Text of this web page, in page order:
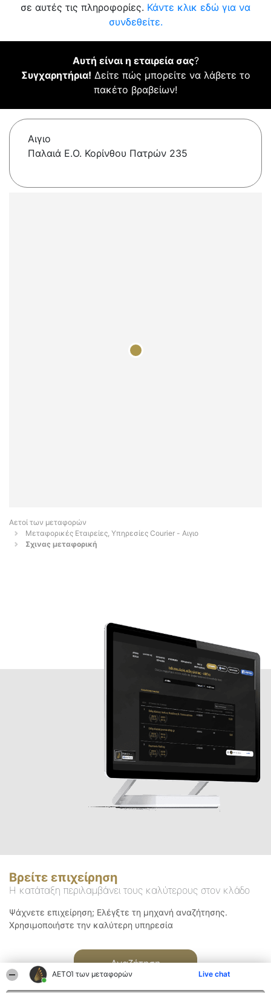
ΑΕΤΟΊ των μεταφορών Live chat
σε αυτές τις πληροφορίες. Κάντε κλικ εδώ για να
συνδεθείτε.
Αυτή είναι η εταιρεία σας?
Συγχαρητήρια! Δείτε πώς μπορείτε να λάβετε το
πακέτο βραβείων!
Αιγιο
Παλαιά Ε.Ο. Κορίνθου Πατρών 235
Αετοί των μεταφορών
Μεταφορικές Εταιρείες, Υπηρεσίες Courier - Αιγιο
Σχινας μεταφορική
Βρείτε επιχείρηση
Η κατάταξη περιλαμβάνει τους καλύτερους στον κλάδο
Ψάχνετε επιχείρηση; Ελέγξτε τη μηχανή αναζήτησης.
Χρησιμοποιήστε την καλύτερη υπηρεσία
Αναζήτηση